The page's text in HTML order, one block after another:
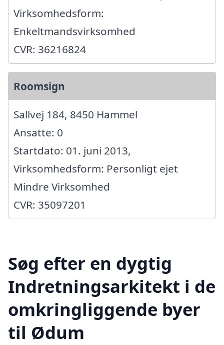
Virksomhedsform:
Enkeltmandsvirksomhed
CVR: 36216824
Roomsign
Sallvej 184, 8450 Hammel
Ansatte: 0
Startdato: 01. juni 2013,
Virksomhedsform: Personligt ejet
Mindre Virksomhed
CVR: 35097201
Søg efter en dygtig
Indretningsarkitekt i de
omkringliggende byer
til Ødum